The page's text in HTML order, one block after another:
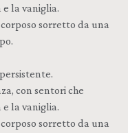
la vaniglia.
sorretto da una
con sentori che
la vaniglia.
sorretto da una